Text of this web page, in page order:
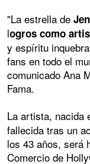
"La estrella de
logros como
y espíritu
fans en todo el
comunicado Ana
Fama.
La artista, nacida
fallecida tras un
los 43 años, será
Comercio de